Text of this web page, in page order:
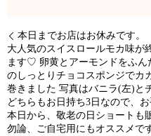
本日までお店はお休みです。
大人気のスイスロールモカ味が
ます♡ 卵黄とアーモンドをふん
のしっとりチョコスポンジでカ
巻きました 写真はバニラ(左)と
どちらもお日持ち3日なので、
本日から、敬老の日ショートも
勿論、ご自宅用にもオススメで